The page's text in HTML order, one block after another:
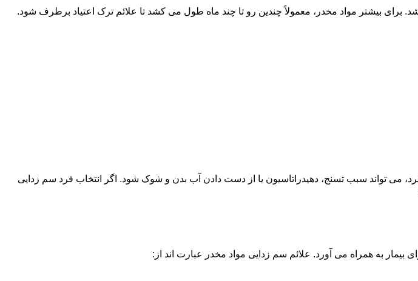
برای بیشتر مواد مخدر، معمولاً چندین رو تا چند ماه طول می کشد تا علائم ترک اعتیاد برطرف شود.
تواند سبب تسنج، دهیدراتاسیون یا از دست دادن آب بدن و شوک شود. اگر انتخاب فرد سم زدایی
به همراه می آورد. علائم سم زدایی مواد مخدر عبارت اند از: